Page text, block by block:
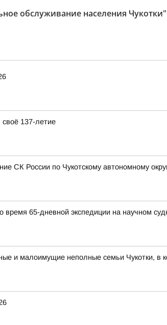
обслуживание населения Чукотки"
137-летие
СК России по Чукотскому автономному
время 65-дневной экспедиции на научном
и малоимущие неполные семьи Чукотки, в